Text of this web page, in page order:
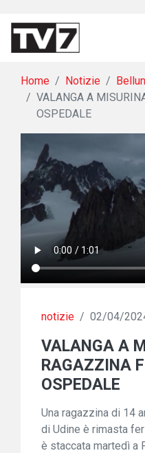
Home Notizie
VALANGA A
OSPEDALE
notizie / 02/04/
VALANGA A
RAGAZZINA
OSPEDALE
Una ragazzina di 14
di Udine è rimasta
è staccata martedì a